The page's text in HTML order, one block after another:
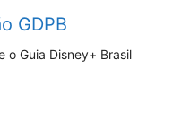
GDPB
o Guia Disney+ Brasil